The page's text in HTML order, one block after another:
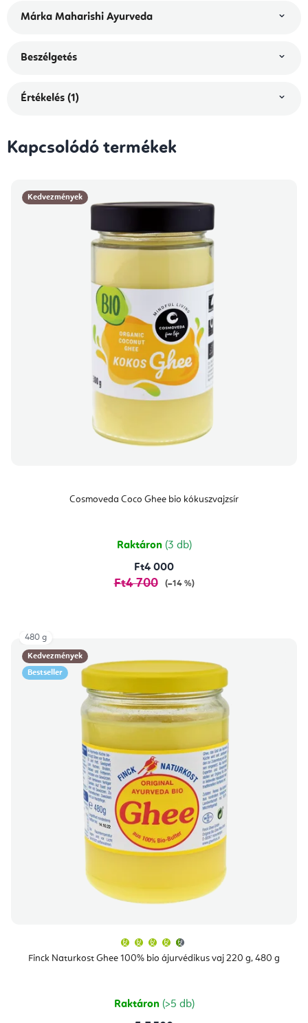
Márka Maharishi Ayurveda
Beszélgetés
Értékelés (1)
Kapcsolódó termékek
Kedvezmények
Cosmoveda Coco Ghee bio kókuszvajzsír
Raktáron (3 db)
Ft4 000
Ft4 700 (–14 %)
Kedvezmények
Bestseller
Finck Naturkost Ghee 100% bio ájurvédikus vaj 220 g, 480 g
átlagos
értékelése
csillag.
Raktáron (>5 db)
480 g